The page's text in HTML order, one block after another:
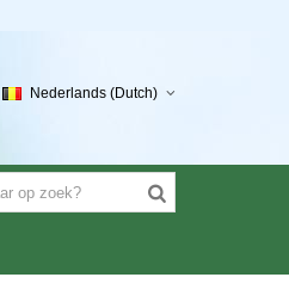
Nederlands (Dutch)